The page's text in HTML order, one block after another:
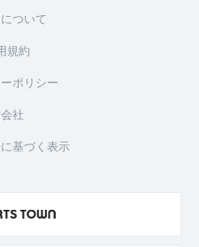
ついて
規約
ポリシー
社
基づく表示